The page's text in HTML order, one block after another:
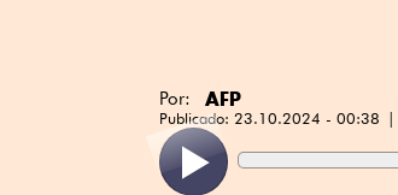
Por: AFP
Publicado: 23.10.2024 - 00:38